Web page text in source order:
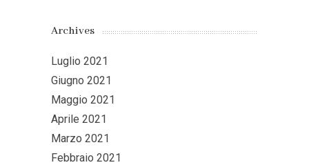
Archives
Luglio 2021
Giugno 2021
Maggio 2021
Aprile 2021
Marzo 2021
Febbraio 2021